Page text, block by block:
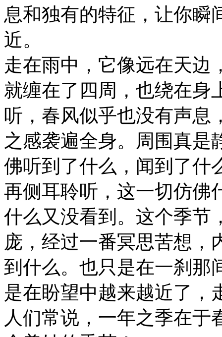
息和独有的特征，让你瞬
近。
走在雨中，它像远在天边
就缠在了四周，也绕在身
听，春风似乎也没有声息
之感袭遍全身。周围真是
佛听到了什么，闻到了什
再侧耳聆听，这一切仿佛
什么又没看到。这个季节
庞，经过一番冥思苦想，
到什么。也只是在一刹那
是在盼望中越来越近了，
人们常说，一年之季在于